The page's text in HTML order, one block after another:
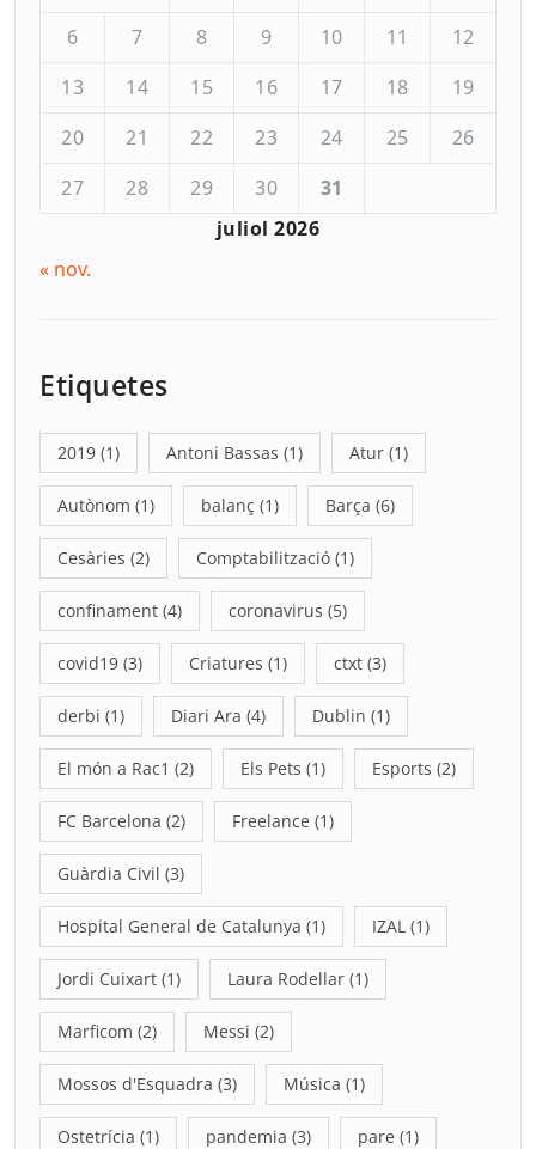
juliol 2026
6 7 8 9 10 11
12
13
14 15 16 17 18
19
20
21 22 23 24 25
26
27
28 29 30 31
« nov.
Etiquetes
2019 (1) Antoni Bassas (1) Atur (1)
Autònom (1) balanç (1) Barça (6)
Cesàries (2) Comptabilització (1)
confinament (4) coronavirus (5)
covid19 (3) Criatures (1) ctxt (3)
derbi (1) Diari Ara (4) Dublin (1)
El món a Rac1 (2) Els Pets (1) Esports (2)
FC Barcelona (2) Freelance (1)
Guàrdia Civil (3)
Hospital General de Catalunya (1) IZAL (1)
Jordi Cuixart (1) Laura Rodellar (1)
Marficom (2) Messi (2)
Mossos d'Esquadra (3) Música (1)
Ostetrícia (1) pandemia (3) pare (1)